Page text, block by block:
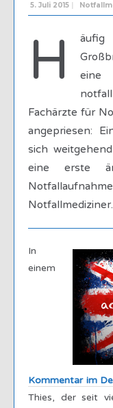
5. Juli 2015
H
Fachärzte für
angepriesen:
sich
eine erste
Notfallmediziner.
In
einem
Kommentar im
Thies, der seit